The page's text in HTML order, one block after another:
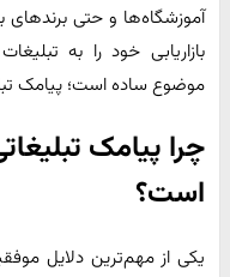
آموزشگاه‌ها و حتی
بازاریابی خود را به
موضوع ساده است؛ پیامک
چرا پیامک
است؟
یکی از مهم‌ترین دلایل